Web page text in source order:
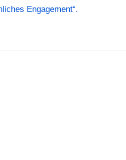
Engagement“.